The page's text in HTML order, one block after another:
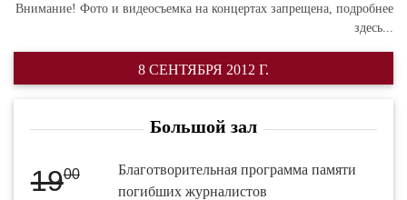
Внимание! Фото и видеосъемка на концертах запрещена, подробнее
здесь...
8 СЕНТЯБРЯ 2012 Г.
Большой зал
1900
Благотворительная программа памяти
погибших журналистов